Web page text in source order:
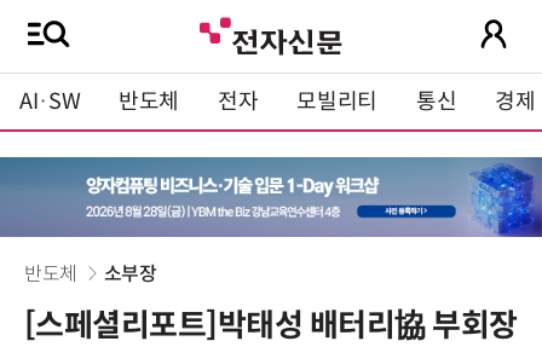
AI·SW 반도체 전자 모빌리티 통신 경제
반도체 소부장
[스페셜리포트]박태성 배터리協 부회장